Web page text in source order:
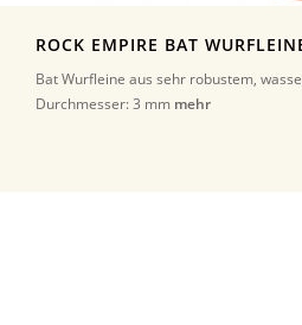
ROCK EMPIRE BAT
Bat Wurfleine aus sehr robustem,
Durchmesser: 3 mm mehr